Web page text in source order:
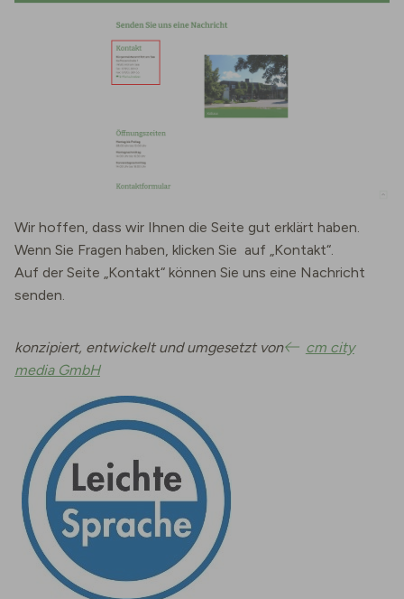
Wir hoffen, dass wir Ihnen die Seite gut erklärt haben.
Wenn Sie Fragen haben, klicken Sie auf „Kontakt“.
Auf der Seite „Kontakt“ können Sie uns eine Nachricht
senden.
konzipiert, entwickelt und umgesetzt von
cm city
media GmbH